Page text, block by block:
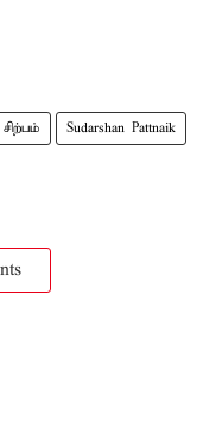
Sudarshan Pattnaik